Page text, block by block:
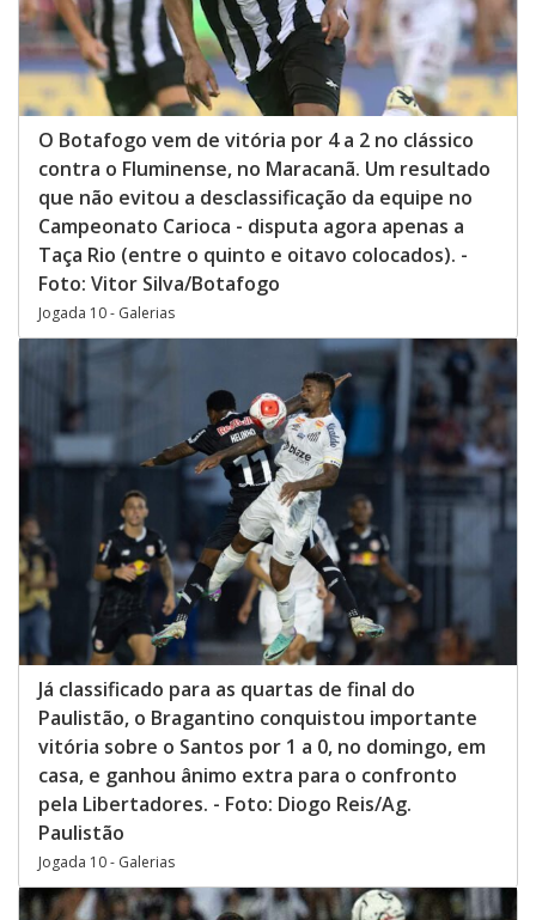
O Botafogo vem de vitória por 4 a 2 no clássico
contra o Fluminense, no Maracanã. Um resultado
que não evitou a desclassificação da equipe no
Campeonato Carioca - disputa agora apenas a
Taça Rio (entre o quinto e oitavo colocados). -
Foto: Vitor Silva/Botafogo
Jogada 10 - Galerias
Já classificado para as quartas de final do
Paulistão, o Bragantino conquistou importante
vitória sobre o Santos por 1 a 0, no domingo, em
casa, e ganhou ânimo extra para o confronto
pela Libertadores. - Foto: Diogo Reis/Ag.
Paulistão
Jogada 10 - Galerias